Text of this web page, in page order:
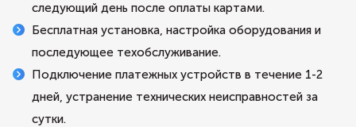
следующий день после оплаты картами.
Бесплатная установка, настройка оборудования и
последующее техобслуживание.
Подключение платежных устройств в течение 1-2
дней, устранение технических неисправностей за
сутки.